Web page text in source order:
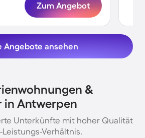
Zum Angebot
Angebote ansehen
&
in Antwerpen
Unterkünfte mit hoher Qualität
Verhältnis.